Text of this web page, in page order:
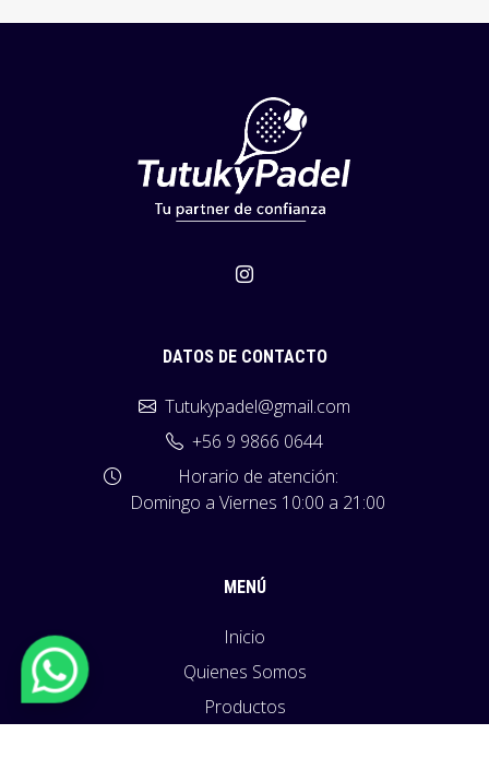
DATOS DE CONTACTO
Tutukypadel@gmail.com
+56 9 9866 0644
Horario de atención:
Domingo a Viernes 10:00 a 21:00
MENÚ
Inicio
Quienes Somos
Productos